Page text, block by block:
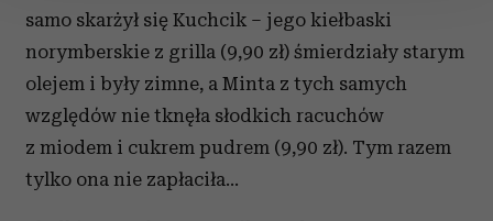
Wykorzystujemy pliki cookie do spersonalizowania treści
i reklam, aby oferować funkcje społecznościowe i
analizować ruch w naszej witrynie. Informacje o tym, jak
korzystasz z naszej witryny, udostępniamy partnerom
społecznościowym, reklamowym i analitycznym.
Partnerzy mogą połączyć te informacje z innymi danymi
samo skarżył się Kuchcik – jego kiełbaski
norymberskie z grilla (9,90 zł) śmierdziały starym
olejem i były zimne, a Minta z tych samych
względów nie tknęła słodkich racuchów
z miodem i cukrem pudrem (9,90 zł). Tym razem
tylko ona nie zapłaciła…